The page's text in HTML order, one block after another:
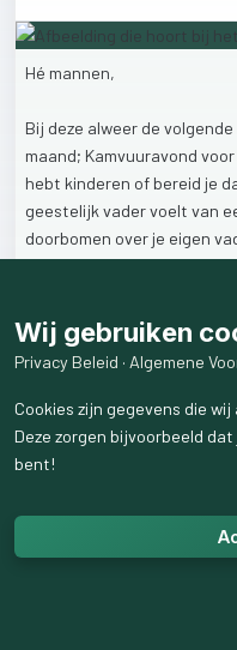
Hé mannen,
Bij deze alweer de volgende
maand; Kamvuuravond voor
hebt kinderen of bereid je
geestelijk vadervoelt van
doorbomen over je eigen
Opgeven via:https://
#coach#campfire
#lifecoaching
Wij gebruiken
Privacy Beleid · Algemene
Cookies zijn gegevens die
Deze zorgen bijvoorbeeld
bent!